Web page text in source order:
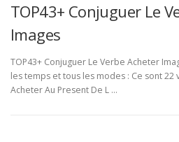
TOP43+ Conjuguer Le
Images
TOP43+ Conjuguer Le Verbe Acheter
les temps et tous les modes : Ce sont
Acheter Au Present De L …